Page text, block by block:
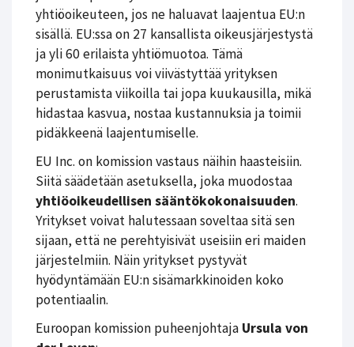
yhtiöoikeuteen, jos ne haluavat laajentua EU:n
sisällä. EU:ssa on 27 kansallista oikeusjärjestystä
ja yli 60 erilaista yhtiömuotoa. Tämä
monimutkaisuus voi viivästyttää yrityksen
perustamista viikoilla tai jopa kuukausilla, mikä
hidastaa kasvua, nostaa kustannuksia ja toimii
pidäkkeenä laajentumiselle.
EU Inc. on komission vastaus näihin haasteisiin.
Siitä säädetään asetuksella, joka muodostaa
yhtiöoikeudellisen sääntökokonaisuuden.
Yritykset voivat halutessaan soveltaa sitä sen
sijaan, että ne perehtyisivät useisiin eri maiden
järjestelmiin. Näin yritykset pystyvät
hyödyntämään EU:n sisämarkkinoiden koko
potentiaalin.
Euroopan komission puheenjohtaja Ursula von